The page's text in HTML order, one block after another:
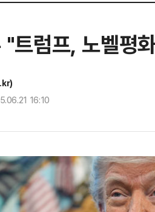
"트럼프, 노벨평
16:10